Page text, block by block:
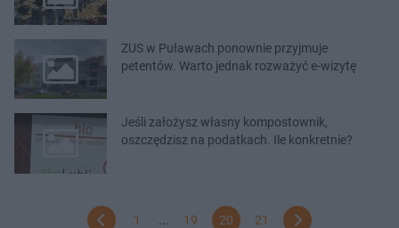
ZUS w Puławach ponownie przyjmuje
petentów. Warto jednak rozważyć e-wizytę
Jeśli założysz własny kompostownik,
oszczędzisz na podatkach. Ile konkretnie?
1 19 20 21